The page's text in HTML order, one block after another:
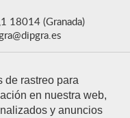
de rastreo para
en nuestra web,
y anuncios
18014 (Granada)